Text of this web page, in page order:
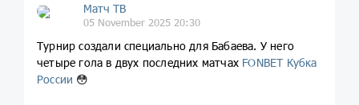
Матч ТВ
05 November 2025 20:30
Турнир создали специально для Бабаева. У него
четыре гола в двух последних матчах FONBET Кубка
России 😳